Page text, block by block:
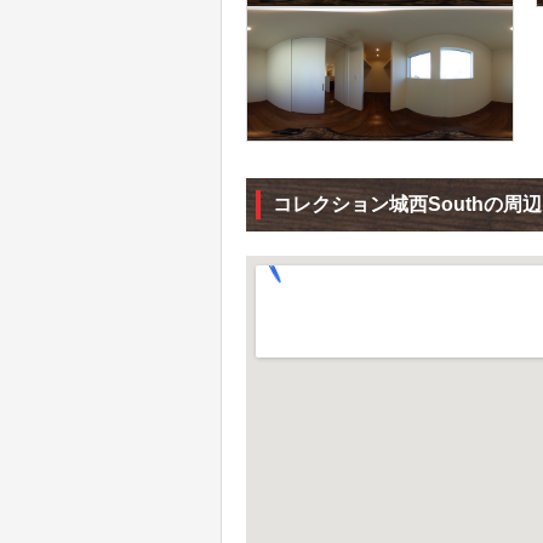
コレクション城西Southの周